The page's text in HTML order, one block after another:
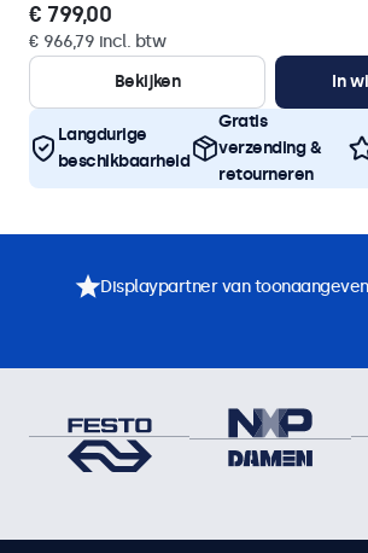
€ 799,00
€ 966,79 incl. btw
Bekijken
In
Langdurige
beschikbaarheid
Gratis
verzending &
retourneren
Displaypartner van